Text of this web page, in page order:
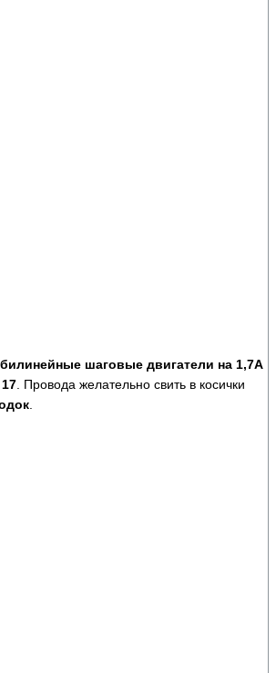
билинейные шаговые двигатели на 1,7А
. Провода желательно свить в косички